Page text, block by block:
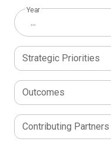
Year
...
Strategic Priorities
Outcomes
Contributing Partners